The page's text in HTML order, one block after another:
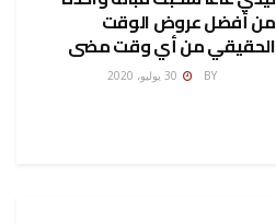
من أفضل عروض الوقت
الحقيقي من أي وقت مضى
BY